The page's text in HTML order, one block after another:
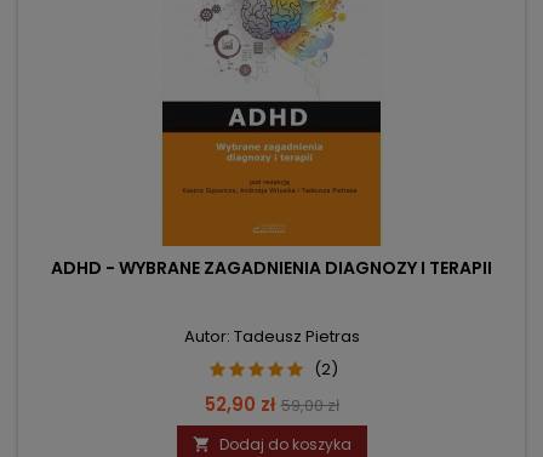
ADHD - WYBRANE ZAGADNIENIA DIAGNOZY I TERAPII
Autor: Tadeusz Pietras
(2)
Cena
52,90 zł Cena
podstawowa
59,00 zł
 Dodaj do koszyka